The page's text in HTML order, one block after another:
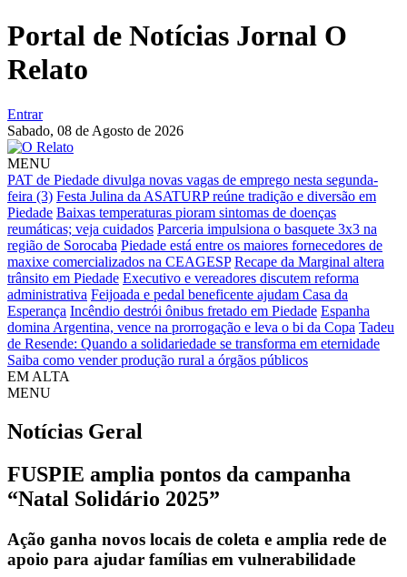
Portal de Notícias Jornal O
Relato
Entrar
Sabado, 08 de Agosto de 2026
MENU
PAT de Piedade divulga novas vagas de emprego nesta segunda-
feira (3) Festa Julina da ASATURP reúne tradição e diversão em
Piedade Baixas temperaturas pioram sintomas de doenças
reumáticas; veja cuidados Parceria impulsiona o basquete 3x3 na
região de Sorocaba Piedade está entre os maiores fornecedores de
maxixe comercializados na CEAGESP Recape da Marginal altera
trânsito em Piedade Executivo e vereadores discutem reforma
administrativa Feijoada e pedal beneficente ajudam Casa da
Esperança Incêndio destrói ônibus fretado em Piedade Espanha
domina Argentina, vence na prorrogação e leva o bi da Copa Tadeu
de Resende: Quando a solidariedade se transforma em eternidade
Saiba como vender produção rural a órgãos públicos
EM ALTA
MENU
Notícias Geral
FUSPIE amplia pontos da campanha
“Natal Solidário 2025”
Ação ganha novos locais de coleta e amplia rede de
apoio para ajudar famílias em vulnerabilidade